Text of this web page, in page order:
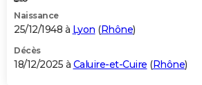
Naissance
25/12/1948 à Lyon (Rhône)
Décès
18/12/2025 à Caluire-et-Cuire (Rhône)